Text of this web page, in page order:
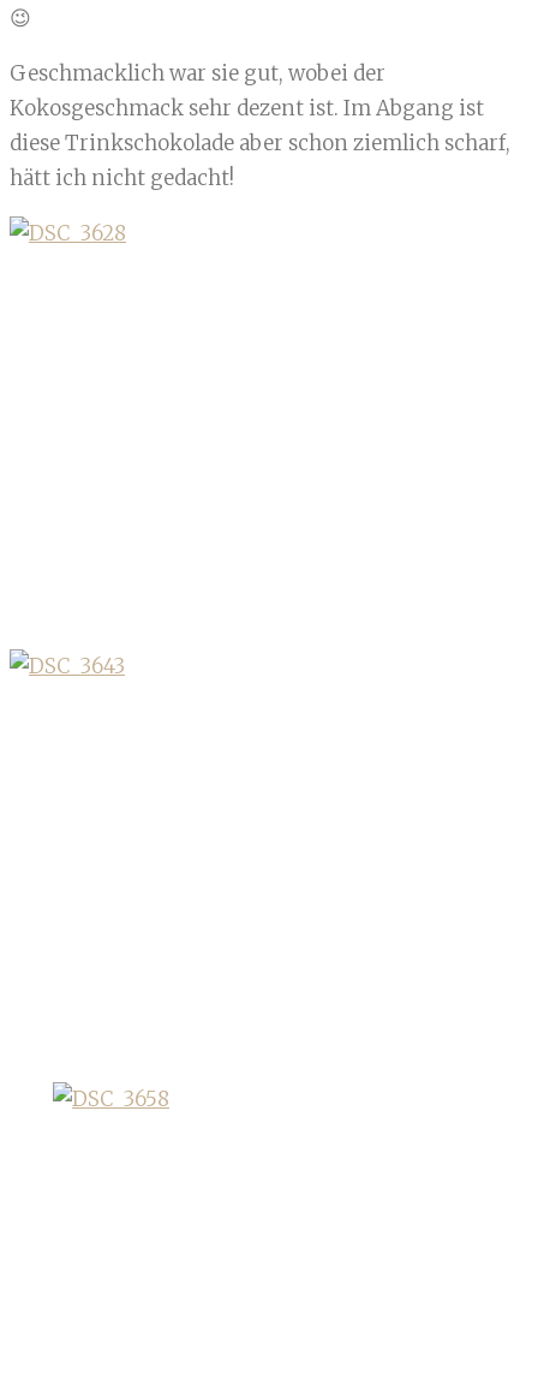
😉
Geschmacklich war sie gut, wobei der
Kokosgeschmack sehr dezent ist. Im Abgang ist
diese Trinkschokolade aber schon ziemlich scharf,
hätt ich nicht gedacht!